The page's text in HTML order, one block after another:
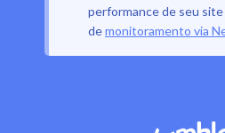
performance de seu
demonitoramento via